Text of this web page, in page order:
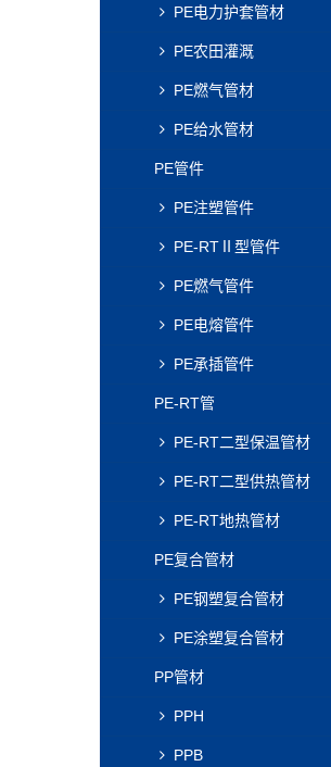
PE电力护套管材
PE农田灌溉
PE燃气管材
PE给水管材
PE管件
PE注塑管件
PE-RTⅡ型管件
PE燃气管件
PE电熔管件
PE承插管件
PE-RT管
PE-RT二型保温管材
PE-RT二型供热管材
PE-RT地热管材
PE复合管材
PE钢塑复合管材
PE涂塑复合管材
PP管材
PPH
PPB